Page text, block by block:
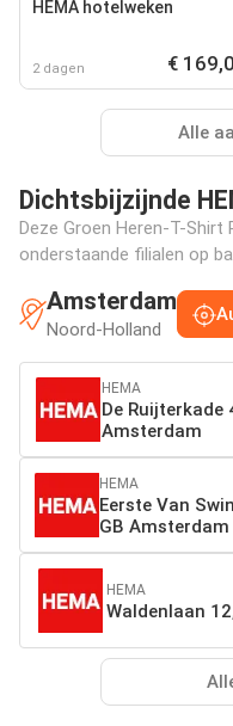
HEMA hotelweken
2 dagen €
Alle
Dichtsbijzijnde
Deze Groen Heren-T-Shirt
onderstaande filialen op
Amsterdam
Noord-Holland
HEMA
De Ruijterkade
Amsterdam
HEMA
Eerste Van
GB Amsterdam
HEMA
Waldenlaan